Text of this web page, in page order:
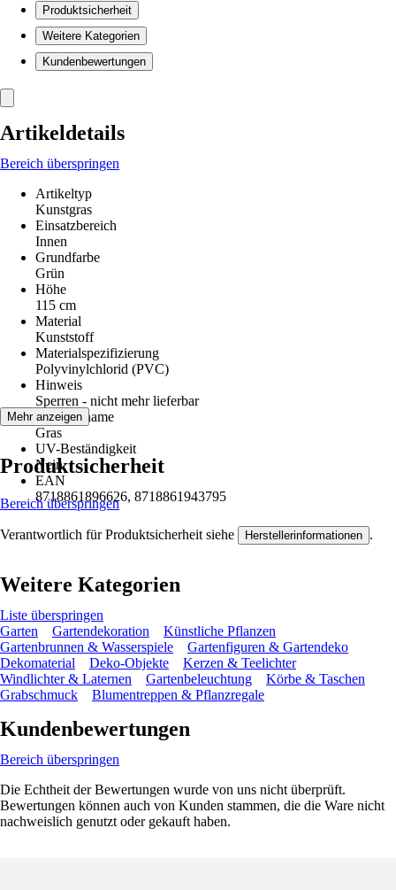
Produktsicherheit
Weitere Kategorien
Kundenbewertungen
Artikeldetails
Bereich überspringen
Artikeltyp
Kunstgras
Einsatzbereich
Innen
Grundfarbe
Grün
Höhe
115 cm
Material
Kunststoff
Materialspezifizierung
Polyvinylchlorid (PVC)
Hinweis
Sperren - nicht mehr lieferbar
Pflanzenname
Gras
UV-Beständigkeit
Nein
EAN
8718861896626, 8718861943795
Mehr anzeigen
Produktsicherheit
Bereich überspringen
Verantwortlich für Produktsicherheit siehe Herstellerinformationen .
Weitere Kategorien
Liste überspringen
Garten
Gartendekoration
Künstliche Pflanzen
Gartenbrunnen & Wasserspiele
Gartenfiguren & Gartendeko
Dekomaterial
Deko-Objekte
Kerzen & Teelichter
Windlichter & Laternen
Gartenbeleuchtung
Körbe & Taschen
Grabschmuck
Blumentreppen & Pflanzregale
Kundenbewertungen
Bereich überspringen
Die Echtheit der Bewertungen wurde von uns nicht überprüft.
Bewertungen können auch von Kunden stammen, die die Ware nicht
nachweislich genutzt oder gekauft haben.